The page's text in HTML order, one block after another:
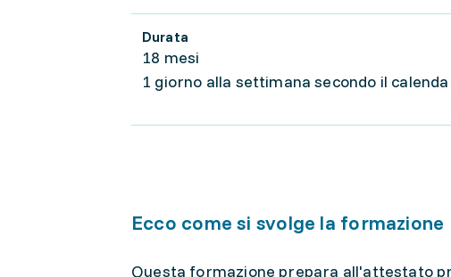
Durata
18 mesi
1 giorno alla settimana secondo il
Ecco come si svolge la formazione
Questa formazione prepara all'attestato